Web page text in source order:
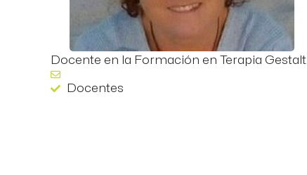
Docente en la Formación en Terapia Gestalt.
Docentes